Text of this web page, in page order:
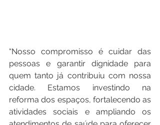
“Nosso compromisso é cuidar das
pessoas e garantir dignidade para
quem tanto já contribuiu com nossa
cidade. Estamos investindo na
reforma dos espaços, fortalecendo as
atividades sociais e ampliando os